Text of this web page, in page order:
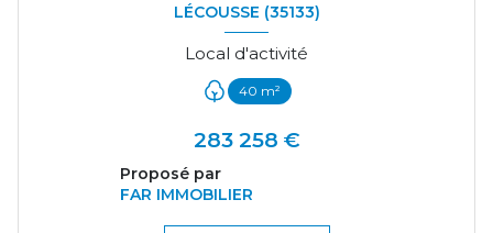
LÉCOUSSE (35133)
Local d'activité
40 m²
283 258 €
Proposé par
FAR IMMOBILIER